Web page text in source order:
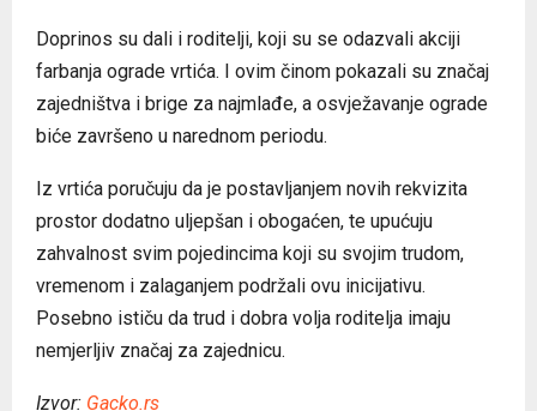
Doprinos su dali i roditelji, koji su se odazvali akciji
farbanja ograde vrtića. I ovim činom pokazali su značaj
zajedništva i brige za najmlađe, a osvježavanje ograde
biće završeno u narednom periodu.
Iz vrtića poručuju da je postavljanjem novih rekvizita
prostor dodatno uljepšan i obogaćen, te upućuju
zahvalnost svim pojedincima koji su svojim trudom,
vremenom i zalaganjem podržali ovu inicijativu.
Posebno ističu da trud i dobra volja roditelja imaju
nemjerljiv značaj za zajednicu.
Izvor: Gacko.rs